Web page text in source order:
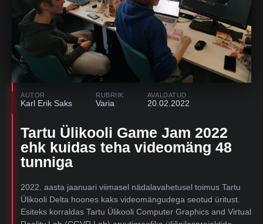
AUTOR
Karl Erik Saks
RUBRIIK
Varia
AVALDATUD
20.02.2022
Tartu Ülikooli Game Jam 2022
ehk kuidas teha videomäng 48
tunniga
2022. aasta jaanuari viimasel nädalavahetusel toimus Tartu
Ülikooli Delta hoones kaks videomängudega seotud üritust.
Esiteks korraldas Tartu Ülikooli Computer Graphics and Virtual